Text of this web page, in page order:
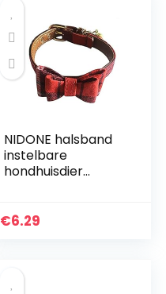
voor Rugzak Tas
NIDONE halsband
instelbare
hondhuisdier
katten
€6.29